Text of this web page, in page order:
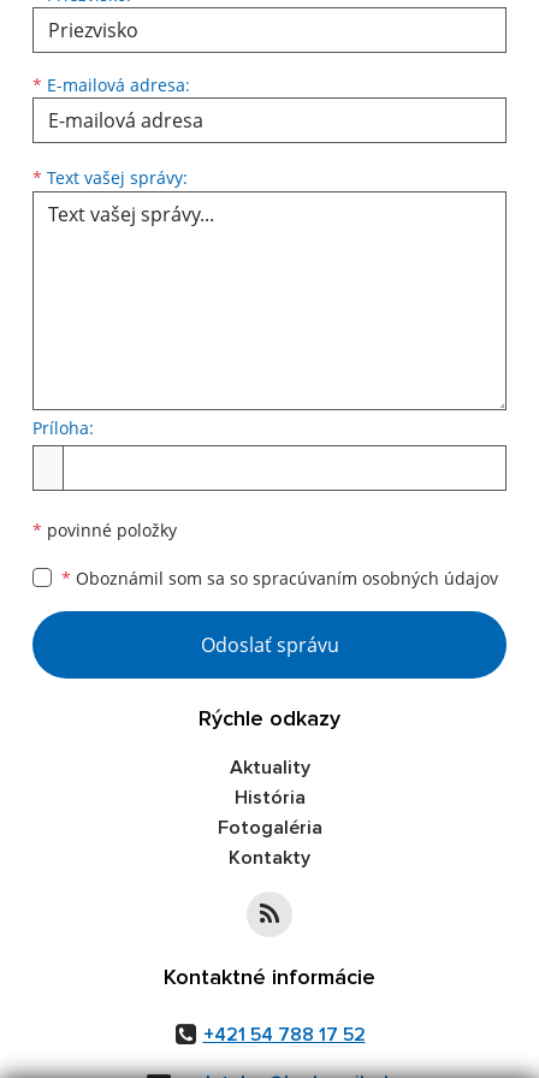
* E-mailová adresa:
* Text vašej správy:
Príloha:
* povinné položky
* Oboznámil som sa so spracúvaním osobných údajov
Google reCaptcha Response
Odoslať správu
Rýchle odkazy
Aktuality
História
Fotogaléria
Kontakty
Kontaktné informácie
+421 54 788 17 52